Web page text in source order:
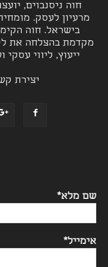
חוה ניסנבוים,
מרעיון לעסק.
מקדמת בהצלחה את
ייעוץ, ליווי עסקי
יצירת
שם מלא*
אימייל*